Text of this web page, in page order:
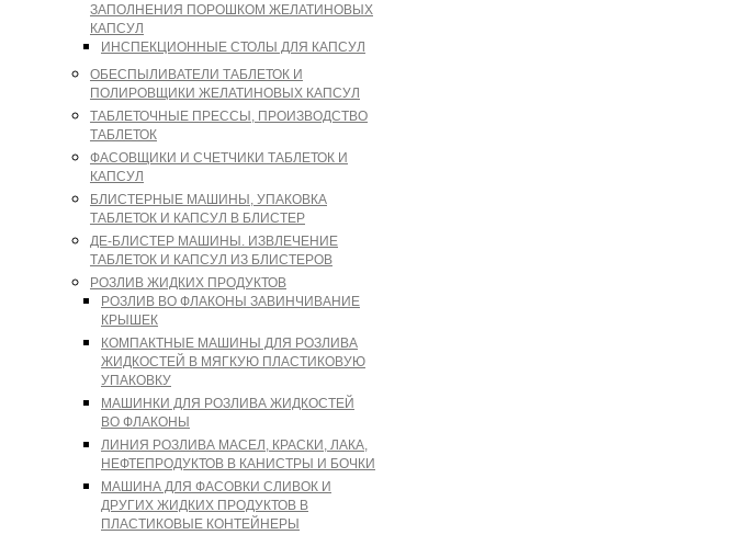
ЗАПОЛНЕНИЯ ПОРОШКОМ ЖЕЛАТИНОВЫХ
КАПСУЛ
ИНСПЕКЦИОННЫЕ СТОЛЫ ДЛЯ КАПСУЛ
ОБЕСПЫЛИВАТЕЛИ ТАБЛЕТОК И
ПОЛИРОВЩИКИ ЖЕЛАТИНОВЫХ КАПСУЛ
ТАБЛЕТОЧНЫЕ ПРЕССЫ, ПРОИЗВОДСТВО
ТАБЛЕТОК
ФАСОВЩИКИ И СЧЕТЧИКИ ТАБЛЕТОК И
КАПСУЛ
БЛИСТЕРНЫЕ МАШИНЫ, УПАКОВКА
ТАБЛЕТОК И КАПСУЛ В БЛИСТЕР
ДЕ-БЛИСТЕР МАШИНЫ. ИЗВЛЕЧЕНИЕ
ТАБЛЕТОК И КАПСУЛ ИЗ БЛИСТЕРОВ
РОЗЛИВ ЖИДКИХ ПРОДУКТОВ
РОЗЛИВ ВО ФЛАКОНЫ ЗАВИНЧИВАНИЕ
КРЫШЕК
КОМПАКТНЫЕ МАШИНЫ ДЛЯ РОЗЛИВА
ЖИДКОСТЕЙ В МЯГКУЮ ПЛАСТИКОВУЮ
УПАКОВКУ
МАШИНКИ ДЛЯ РОЗЛИВА ЖИДКОСТЕЙ
ВО ФЛАКОНЫ
ЛИНИЯ РОЗЛИВА МАСЕЛ, КРАСКИ, ЛАКА,
НЕФТЕПРОДУКТОВ В КАНИСТРЫ И БОЧКИ
МАШИНА ДЛЯ ФАСОВКИ СЛИВОК И
ДРУГИХ ЖИДКИХ ПРОДУКТОВ В
ПЛАСТИКОВЫЕ КОНТЕЙНЕРЫ